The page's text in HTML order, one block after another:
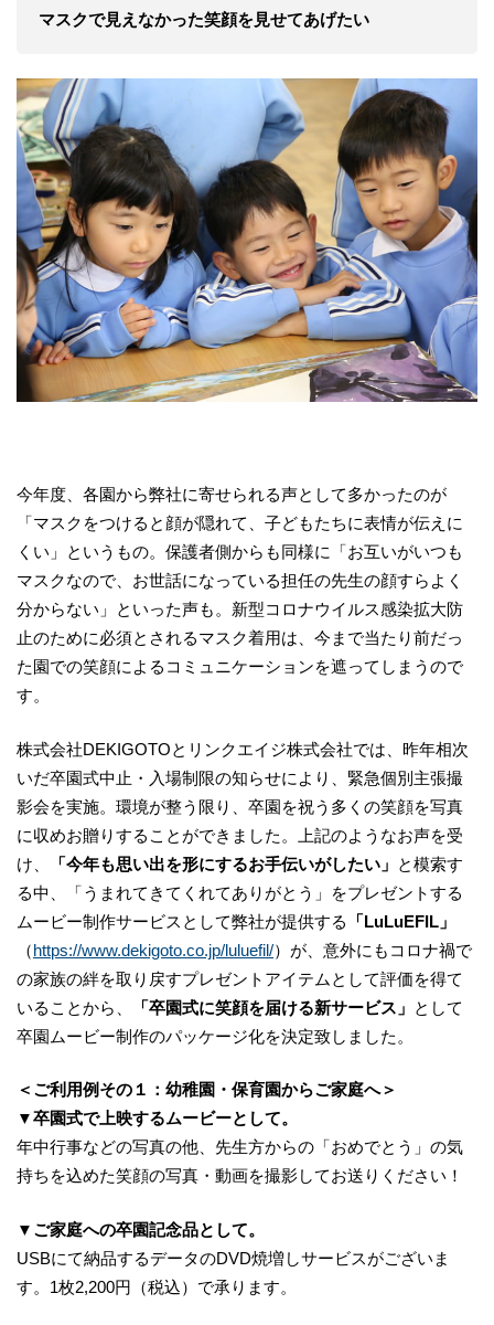
マスクで見えなかった笑顔を見せてあげたい
今年度、各園から弊社に寄せられる声として多かったのが
「マスクをつけると顔が隠れて、子どもたちに表情が伝えに
くい」というもの。保護者側からも同様に「お互いがいつも
マスクなので、お世話になっている担任の先生の顔すらよく
分からない」といった声も。新型コロナウイルス感染拡大防
止のために必須とされるマスク着用は、今まで当たり前だっ
た園での笑顔によるコミュニケーションを遮ってしまうので
す。
株式会社DEKIGOTOとリンクエイジ株式会社では、昨年相次
いだ卒園式中止・入場制限の知らせにより、緊急個別主張撮
影会を実施。環境が整う限り、卒園を祝う多くの笑顔を写真
に収めお贈りすることができました。上記のようなお声を受
け、
「今年も思い出を形にするお手伝いがしたい」 と模索す
る中、「うまれてきてくれてありがとう」をプレゼントする
ムービー制作サービスとして弊社が提供する
「LuLuEFIL」
（https://www.dekigoto.co.jp/luluefil/）が、意外にもコロナ禍で
の家族の絆を取り戻すプレゼントアイテムとして評価を得て
いることから、
「卒園式に笑顔を届ける新サービス」 として
卒園ムービー制作のパッケージ化を決定致しました。
＜ご利用例その１：幼稚園・保育園からご家庭へ＞
▼卒園式で上映するムービーとして。
年中行事などの写真の他、先生方からの「おめでとう」の気
持ちを込めた笑顔の写真・動画を撮影してお送りください！
▼ご家庭への卒園記念品として。
USBにて納品するデータのDVD焼増しサービスがございま
す。1枚2,200円（税込）で承ります。